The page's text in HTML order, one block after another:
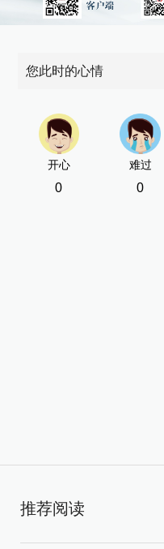
您此时的心情
开心
0
难过
0
推荐阅读